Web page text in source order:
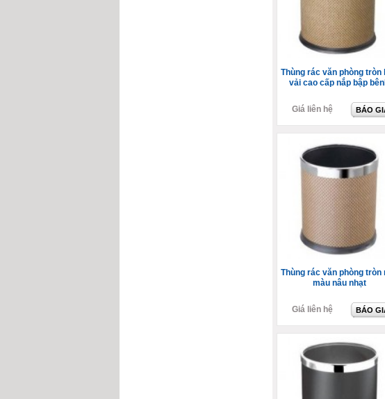
Thùng rác văn phòng tròn
vải cao cấp nắp bập
Giá liên hệ BÁO
Thùng rác văn phòng tròn
màu nâu nhạt
Giá liên hệ BÁO